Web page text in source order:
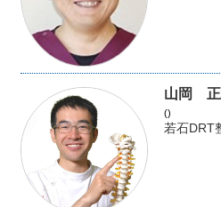
山岡
()
若石DRT